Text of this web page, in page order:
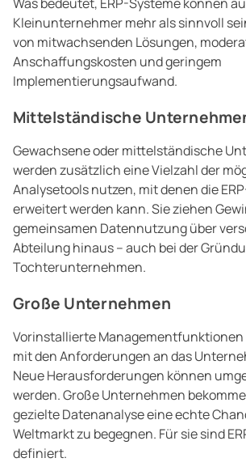
Kleinunternehmer mehr als sinnvoll
von mitwachsenden Lösungen,
Anschaffungskosten und geringem
Implementierungsaufwand.
Mittelständische
Gewachsene oder mittelständische
werden zusätzlich eine Vielzahl der
Analysetools nutzen, mit denen die
erweitert werden kann. Sie ziehen
gemeinsamen Datennutzung über
Abteilung hinaus – auch bei der
Tochterunternehmen.
Große Unternehmen
Vorinstallierte
mit den Anforderungen an das
Neue Herausforderungen können
werden. Große Unternehmen
gezielte Datenanalyse eine echte
Weltmarkt zu begegnen. Für sie sind
definiert.